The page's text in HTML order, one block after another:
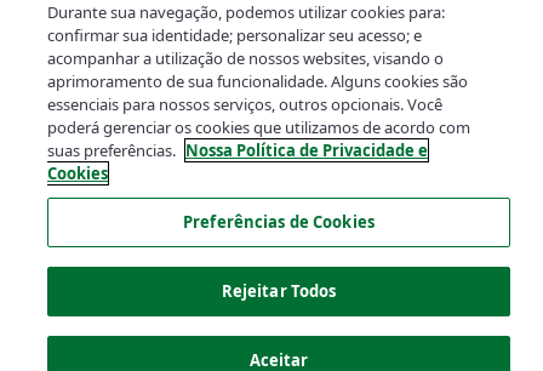
dpo@rd.com.br
© 2026 RaiaDrogasil – Todos os direitos reservados.
TecnologiaPlank
Durante sua navegação, podemos utilizar cookies para:
confirmar sua identidade; personalizar seu acesso; e
acompanhar a utilização de nossos websites, visando o
aprimoramento de sua funcionalidade. Alguns cookies são
essenciais para nossos serviços, outros opcionais. Você
poderá gerenciar os cookies que utilizamos de acordo com
suas preferências. Nossa Política de Privacidade e
Cookies
Preferências de Cookies
Rejeitar Todos
Aceitar